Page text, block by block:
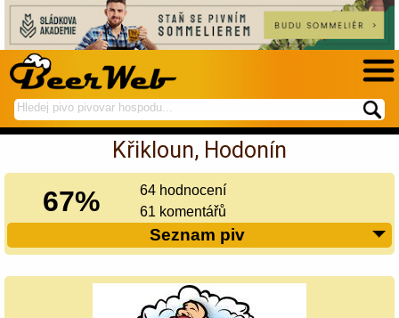
hledej
na
spustí
hledání
Křikloun, Hodonín
67%
64 hodnocení
61 komentářů
Seznam piv